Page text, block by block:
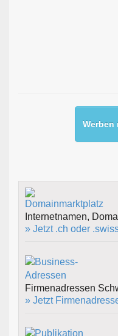
Werben
Internetnamen,
» Jetzt .ch oder
Firmenadressen
» Jetzt